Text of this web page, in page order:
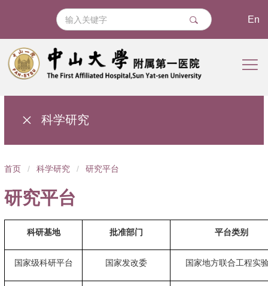
En
科学研究
导
航
痕
迹
首页 / 科学研究 / 研究平台
研究平台
科研基地 批准部门 平台类别
国家级科研平台 国家发改委 国家地方联合工程实